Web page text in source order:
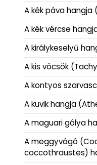
A kék páva hangja
A kék vércse
A királykeselyű
A kis vöcsök
A kontyos
A kuvik hangja
A maguari gólya
A meggyvágó
coccothraustes)